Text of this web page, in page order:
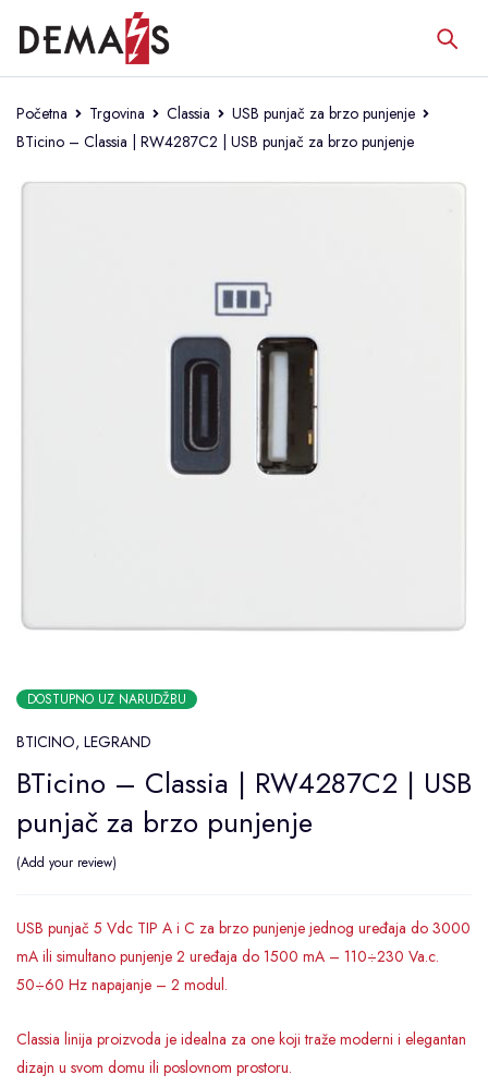
Početna Trgovina Classia
USB punjač za brzo punjenje
BTicino – Classia | RW4287C2 | USB punjač za brzo punjenje
DOSTUPNO UZ NARUDŽBU
BTICINO, LEGRAND
BTicino – Classia | RW4287C2 | USB
punjač za brzo punjenje
Add your review
USB punjač 5 Vdc TIP A i C za brzo punjenje jednog uređaja do 3000
mA ili simultano punjenje 2 uređaja do 1500 mA – 110÷230 Va.c.
50÷60 Hz napajanje – 2 modul.
Classia linija proizvoda je idealna za one koji traže moderni i elegantan
dizajn u svom domu ili poslovnom prostoru.